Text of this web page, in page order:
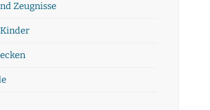
Zeugnisse